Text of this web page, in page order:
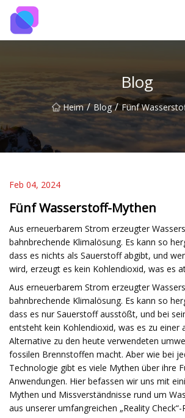
Blog
Heim / Blog / Fünf
Feb 04, 2024
Fünf Wasserstoff-Mythen
Aus erneuerbarem Strom erzeugter
bahnbrechende Klimalösung. Es kann so
dass es nichts als Sauerstoff abgibt, und
wird, erzeugt es kein Kohlendioxid, was es
Aus erneuerbarem Strom erzeugter
bahnbrechende Klimalösung. Es kann so
dass es nur Sauerstoff ausstößt, und bei
entsteht kein Kohlendioxid, was es zu einer
Alternative zu den heute verwendeten
fossilen Brennstoffen macht. Aber wie bei
Technologie gibt es viele Mythen über ihre
Anwendungen. Hier befassen wir uns mit
Mythen und Missverständnisse rund um
aus unserer umfangreichen „Reality Check“-